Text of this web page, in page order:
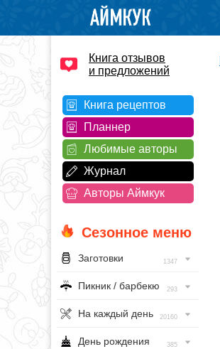
Книга отзывов
и предложений
Книга рецептов
Планнер
Любимые авторы
Журнал
Авторы Аймкук
Сезонное меню
Заготовки 1347
Пикник / барбекю 293
На каждый день 20160
День рождения 385